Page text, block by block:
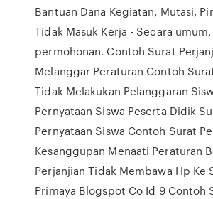
Bantuan Dana Kegiatan, Mutasi,
Tidak Masuk Kerja - Secara
permohonan. Contoh Surat
Melanggar Peraturan Contoh
Tidak Melakukan Pelanggaran
Pernyataan Siswa Peserta Didik
Pernyataan Siswa Contoh Surat
Kesanggupan Menaati Peraturan
Perjanjian Tidak Membawa Hp Ke
Primaya Blogspot Co Id 9 Contoh